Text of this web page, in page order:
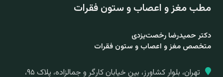
مطب مغز و اعصاب و ستون فقرات
دکتر حمیدرضا رخصت‌یزدی
متخصص مغز و اعصاب و ستون فقرات
تهران، بلوار کشاورز، بین خیابان کارگر و جمالزاده، پلاک ۹۵،